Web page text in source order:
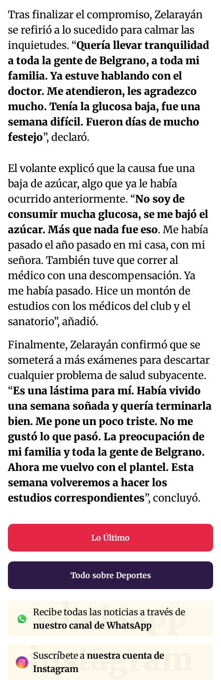
Tras finalizar el compromiso, Zelarayán
se refirió a lo sucedido para calmar las
inquietudes. “Quería llevar tranquilidad
a toda la gente de Belgrano, a toda mi
familia. Ya estuve hablando con el
doctor. Me atendieron, les agradezco
mucho. Tenía la glucosa baja, fue una
semana difícil. Fueron días de mucho
festejo”, declaró.
El volante explicó que la causa fue una
baja de azúcar, algo que ya le había
ocurrido anteriormente. “No soy de
consumir mucha glucosa, se me bajó el
azúcar. Más que nada fue eso. Me había
pasado el año pasado en mi casa, con mi
señora. También tuve que correr al
médico con una descompensación. Ya
me había pasado. Hice un montón de
estudios con los médicos del club y el
sanatorio”, añadió.
Finalmente, Zelarayán confirmó que se
someterá a más exámenes para descartar
cualquier problema de salud subyacente.
“Es una lástima para mí. Había vivido
una semana soñada y quería terminarla
bien. Me pone un poco triste. No me
gustó lo que pasó. La preocupación de
mi familia y toda la gente de Belgrano.
Ahora me vuelvo con el plantel. Esta
semana volveremos a hacer los
estudios correspondientes”, concluyó.
Lo Último
Todo sobre Deportes
whatsapp
Recibe todas las noticias a través de
nuestro canal de WhatsApp
instagram
Suscríbete anuestra cuenta de
Instagram